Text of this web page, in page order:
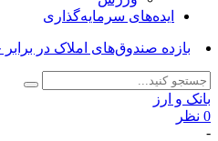
ایده‌های سرمایه‌گذاری
بازده صندوق‌های املاک در
بانک و ارز
0 نظر
-